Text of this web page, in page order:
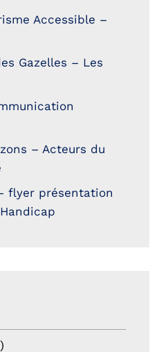
Accessible –
Gazelles – Les
– Acteurs du
flyer présentation